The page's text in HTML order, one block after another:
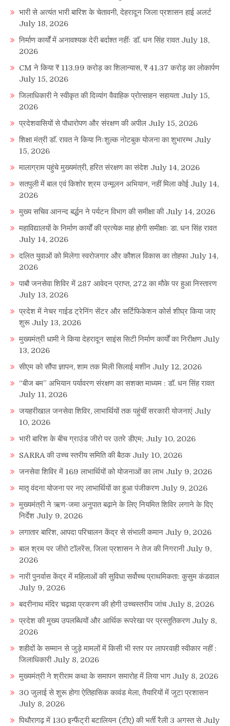
भारी से अत्यंत भारी बारिश के चेतावनी, देहरादून जिला प्रशासन हाई अलर्ट
July 18, 2026
निर्माण कार्यों में अनावश्यक देरी बर्दाश्त नहींः डाॅ. धन सिंह रावत July 18,
2026
CM ने किया ₹ 113.99 करोड़ का शिलान्यास, ₹ 41.37 करोड़ का लोकार्पण
July 15, 2026
जिलाधिकारी ने स्वीकृत की दिव्यांग वैवाहिक प्रोत्साहन सहायता July 15,
2026
प्रदेशवासियों से पौधारोपण और संरक्षण की अपील July 15, 2026
शिक्षा मंत्री डाॅ. रावत ने किया निःशुल्क नोटबुक योजना का शुभारम्भ July
15, 2026
मालाग्राम पहुंचे मुख्यमंत्री, हरित संरक्षण का संदेश July 14, 2026
सतपुली में बाल एवं किशोर श्रम उन्मूलन अभियान, नहीं मिला कोई July 14,
2026
मुख्य सचिव आनन्द बर्द्धन ने पर्यटन विभाग की समीक्षा की July 14, 2026
महाविद्यालयों के निर्माण कार्यों की प्रत्येक माह होगी समीक्षाः डा. धन सिंह रावत
July 14, 2026
दलित युवाओं को मिलेगा स्वरोजगार और कौशल विकास का तोहफा July 14,
2026
पाबौ जनसेवा शिविर में 287 आवेदन प्राप्त, 272 का मौके पर हुआ निस्तारण
July 13, 2026
प्रदेश में नेचर गाईड ट्रेनिंग सेंटर और सर्टिफिकेशन कोर्स शीघ्र किया जाए
शुरू July 13, 2026
मुख्यमंत्री धामी ने किया देहरादून साइंस सिटी निर्माण कार्यों का निरीक्षण July
13, 2026
सीएम को सौंपा ज्ञापन, शाम तक मिली सिलाई मशीन July 12, 2026
“बीज बम” अभियान पर्यावरण संरक्षण का सशक्त माध्यम : डॉ. धन सिंह रावत
July 11, 2026
जयहरीखाल जनसेवा शिविर, लाभार्थियों तक पहुंचीं सरकारी योजनाएं July
10, 2026
भारी बारिश के बीच ग्राउंड जीरो पर उतरे डीएम; July 10, 2026
SARRA की उच्च स्तरीय समिति की बैठक July 10, 2026
जनसेवा शिविर में 169 लाभार्थियों को योजनाओं का लाभ July 9, 2026
मातृ वंदना योजना पर नए लाभार्थियों का हुआ पंजीकरण July 9, 2026
मुख्यमंत्री ने ऋण-जमा अनुपात बढ़ाने के लिए नियमित शिविर लगाने के दिए
निर्देश July 9, 2026
लगातार बारिश, आपदा परिचालन केंद्र से संभाली कमान July 9, 2026
बाल श्रम पर जीरो टॉलरेंस, जिला प्रशासन ने तेज की निगरानी July 9,
2026
नारी पुनर्वास केंद्र में महिलाओं की सुविधा सर्वोच्च प्राथमिकता: कुसुम कंडवाल
July 9, 2026
बदरीनाथ मंदिर चढ़ावा प्रकरण की होगी उच्चस्तरीय जांच July 8, 2026
प्रदेश की मुख्य उपलब्धियों और आर्थिक रूपरेखा पर प्रस्तुतिकरण July 8,
2026
शहीदों के सम्मान से जुड़े मामलों में किसी भी स्तर पर लापरवाही स्वीकार नहीं :
जिलाधिकारी July 8, 2026
मुख्यमंत्री ने श्रीराम कथा के समापन समारोह में लिया भाग July 8, 2026
30 जुलाई से शुरू होगा ऐतिहासिक कावंड मेला, तैयारियों में जुटा प्रशासन
July 8, 2026
पिथौरागढ़ में 130 इन्फैंट्री बटालियन (टीए) की भर्ती रैली 3 अगस्त से July